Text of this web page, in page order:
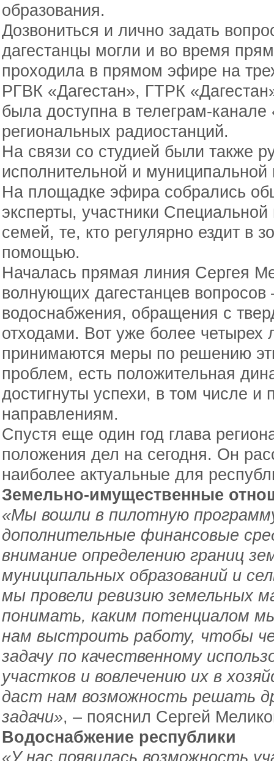
образования.
Дозвониться и лично задать
дагестанцы могли и во время
проходила в прямом эфире на
РГВК «Дагестан», ГТРК
была доступна в телеграм-
региональных радиостанций.
На связи со студией были также
исполнительной и муниципальной
На площадке эфира собрались
эксперты, участники
семей, те, кто регулярно ездит в
помощью.
Началась прямая линия Сергея
волнующих дагестанцев вопросов
водоснабжения, обращения с
отходами. Вот уже более четырех
принимаются меры по решению
проблем, есть положительная
достигнуты успехи, в том числе и
направлениям.
Спустя еще один год глава
положения дел на сегодня. Он
наиболее актуальные для
Земельно-имущественные
«Мы вошли в пилотную
дополнительные финансовые
внимание определению границ
муниципальных образований и
мы провели ревизию земельных
понимать, каким потенциалом
нам выстроить работу, чтобы
задачу по качественному
участков и вовлечению их в
даст нам возможность решать
задачи», – пояснил Сергей
Водоснабжение республики
«У нас появилась возможность